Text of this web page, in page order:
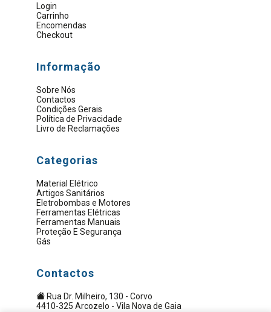
Login
Carrinho
Encomendas
Checkout
Informação
Sobre Nós
Contactos
Condições Gerais
Política de Privacidade
Livro de Reclamações
Categorias
Material Elétrico
Artigos Sanitários
Eletrobombas e Motores
Ferramentas Elétricas
Ferramentas Manuais
Proteção E Segurança
Gás
Contactos
Rua Dr. Milheiro, 130 - Corvo
4410-325 Arcozelo - Vila Nova de Gaia